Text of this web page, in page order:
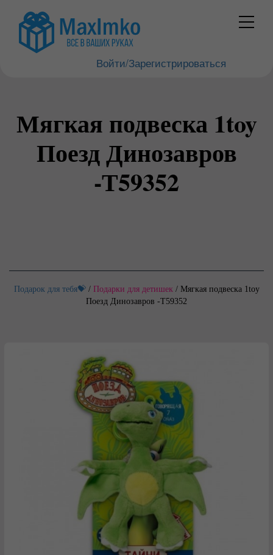
Войти/Зарегистрироваться
Мягкая подвеска 1toy
Поезд Динозавров
-Т59352
Подарок для тебя💝/ Подарки для детишек/ Мягкая подвеска 1toy
Поезд Динозавров -Т59352